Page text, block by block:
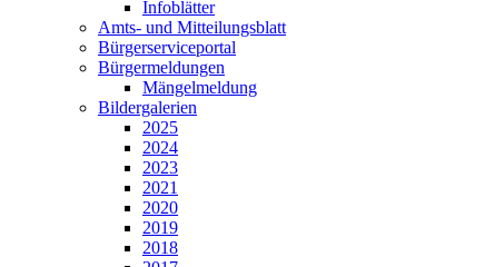
Infoblätter
Amts- und Mitteilungsblatt
Bürgerserviceportal
Bürgermeldungen
Mängelmeldung
Bildergalerien
2025
2024
2023
2021
2020
2019
2018